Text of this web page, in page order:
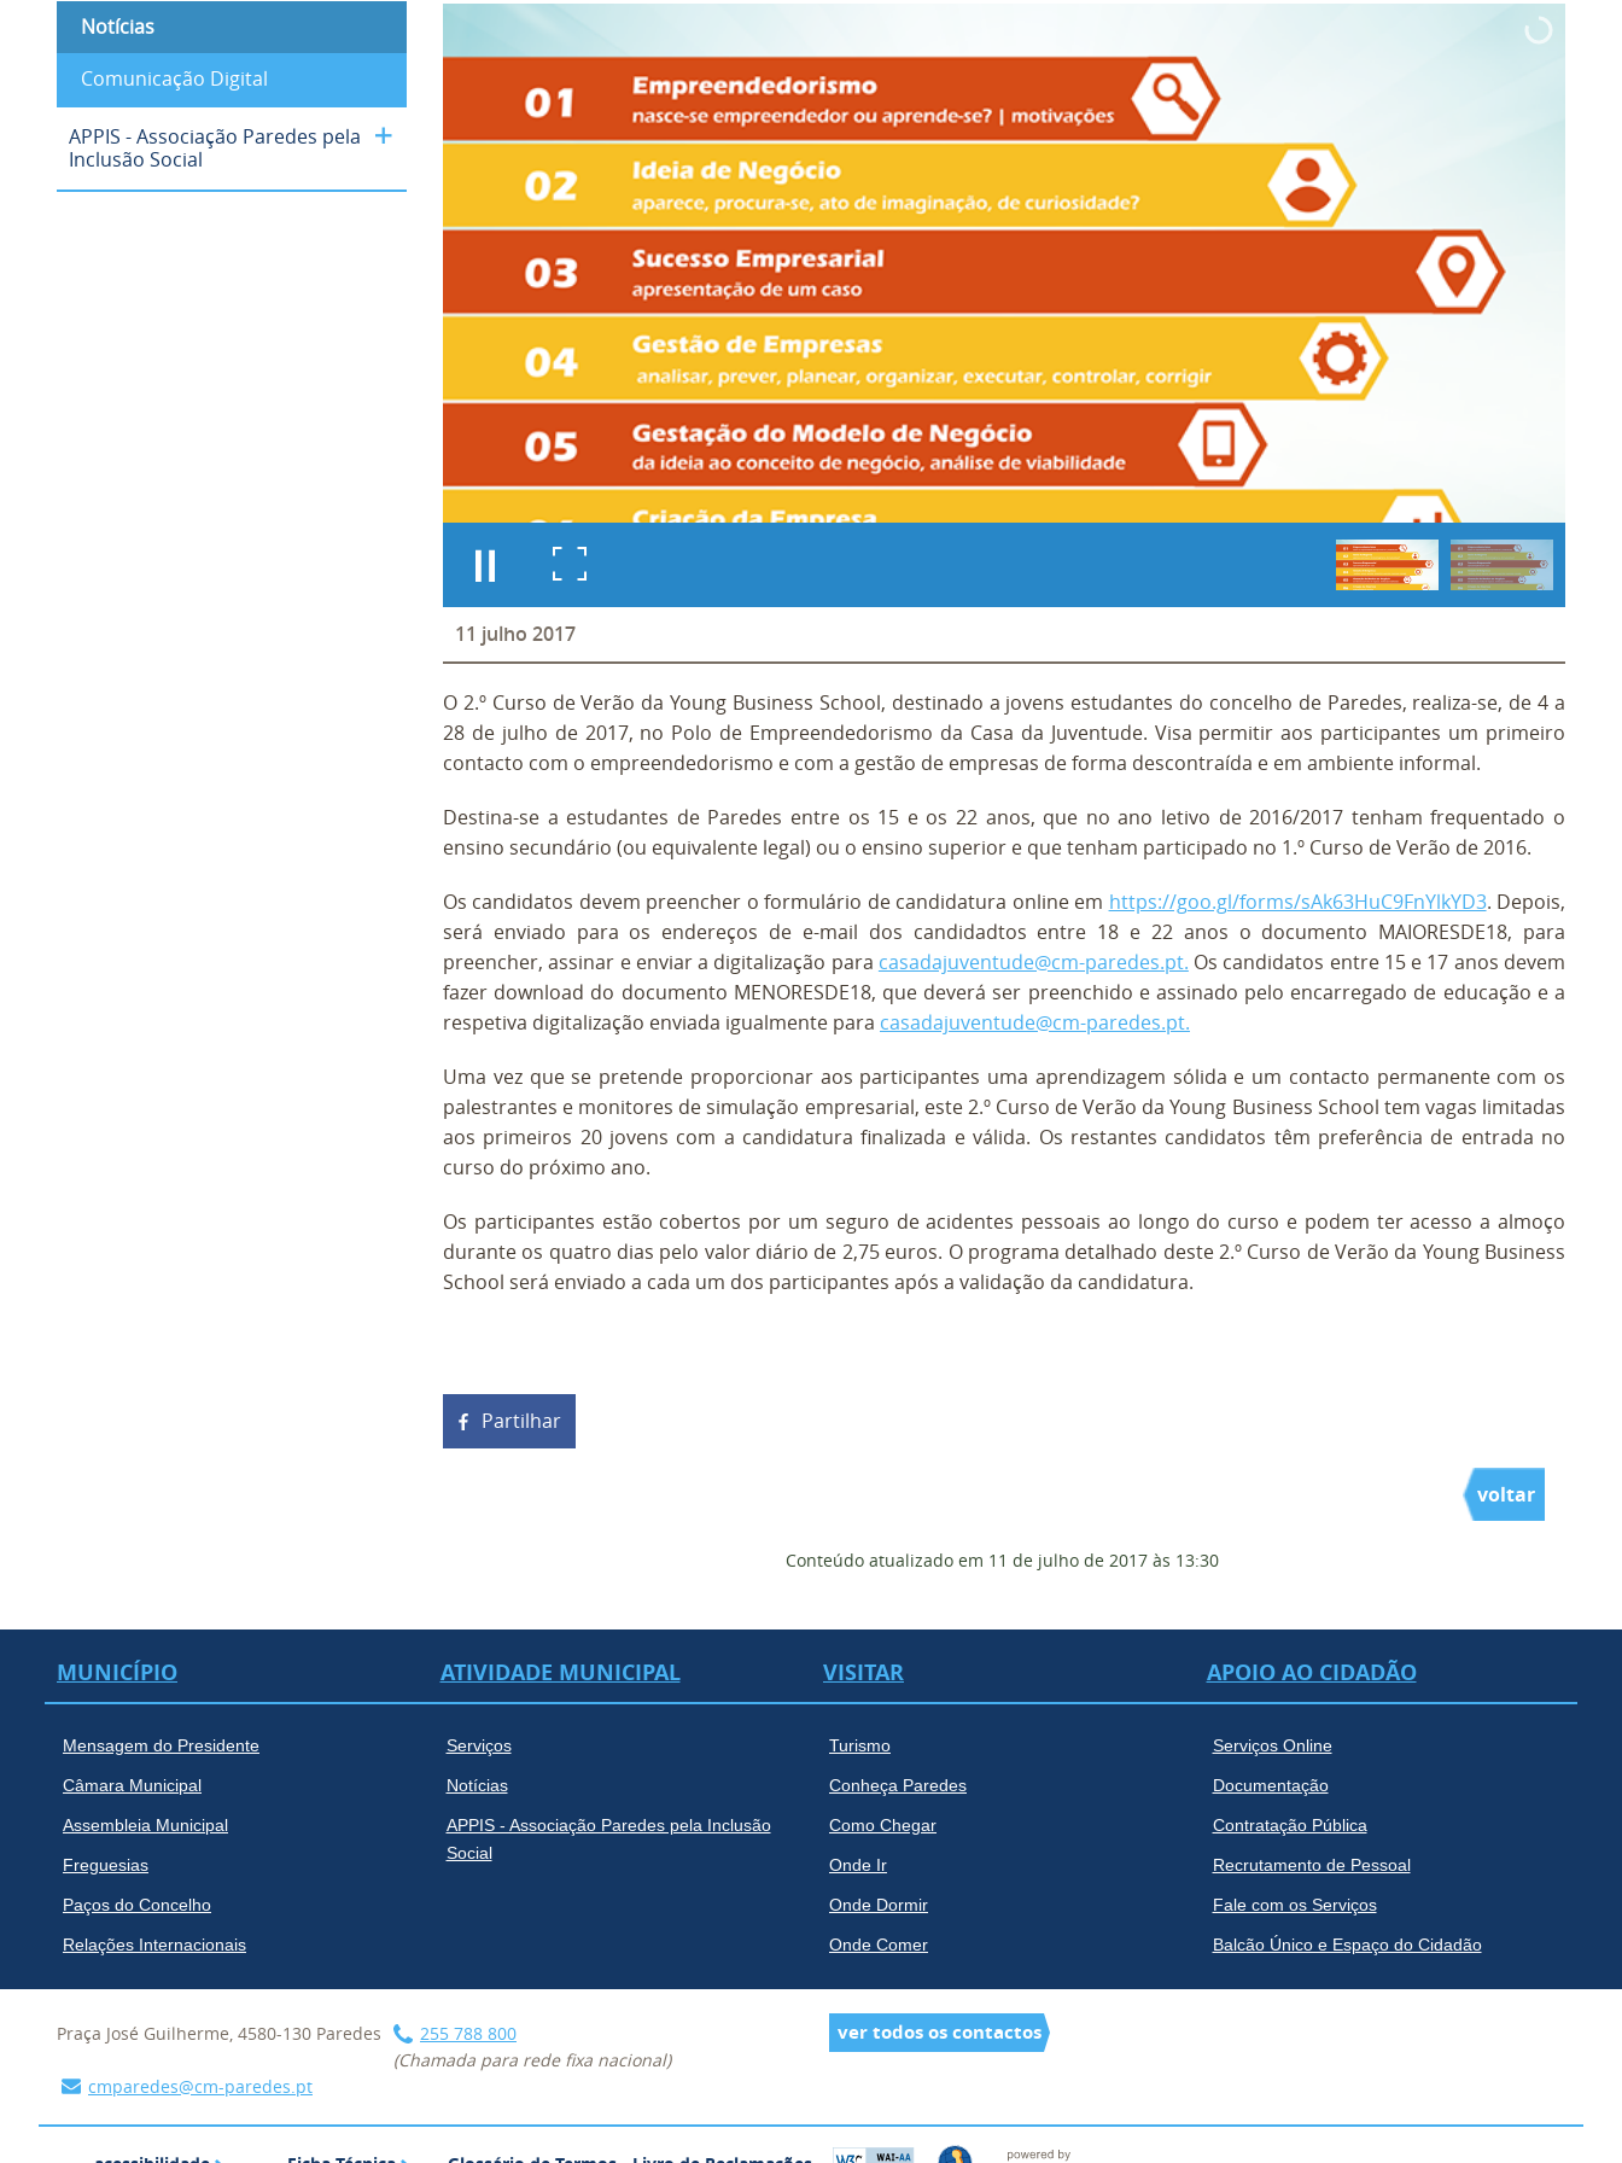
Notícias
Comunicação Digital
APPIS - Associação Paredes pela
Inclusão Social
11 julho 2017
O 2.º Curso de Verão da Young Business School, destinado a jovens estudantes do concelho de Paredes, realiza-se, de 4 a
28 de julho de 2017, no Polo de Empreendedorismo da Casa da Juventude. Visa permitir aos participantes um primeiro
contacto com o empreendedorismo e com a gestão de empresas de forma descontraída e em ambiente informal.
Destina-se a estudantes de Paredes entre os 15 e os 22 anos, que no ano letivo de 2016/2017 tenham frequentado o
ensino secundário (ou equivalente legal) ou o ensino superior e que tenham participado no 1.º Curso de Verão de 2016.
Os candidatos devem preencher o formulário de candidatura online em https://goo.gl/forms/sAk63HuC9FnYlkYD3. Depois,
será enviado para os endereços de e-mail dos candidadtos entre 18 e 22 anos o documento MAIORESDE18, para
preencher, assinar e enviar a digitalização para casadajuventude@cm-paredes.pt. Os candidatos entre 15 e 17 anos devem
fazer download do documento MENORESDE18, que deverá ser preenchido e assinado pelo encarregado de educação e a
respetiva digitalização enviada igualmente para casadajuventude@cm-paredes.pt.
Uma vez que se pretende proporcionar aos participantes uma aprendizagem sólida e um contacto permanente com os
palestrantes e monitores de simulação empresarial, este 2.º Curso de Verão da Young Business School tem vagas limitadas
aos primeiros 20 jovens com a candidatura finalizada e válida. Os restantes candidatos têm preferência de entrada no
curso do próximo ano.
Os participantes estão cobertos por um seguro de acidentes pessoais ao longo do curso e podem ter acesso a almoço
durante os quatro dias pelo valor diário de 2,75 euros. O programa detalhado deste 2.º Curso de Verão da Young Business
School será enviado a cada um dos participantes após a validação da candidatura.
Partilhar
voltar
Conteúdo atualizado em 11 de julho de 2017 às 13:30
MUNICÍPIO
Mensagem do Presidente
Câmara Municipal
Assembleia Municipal
Freguesias
Paços do Concelho
Relações Internacionais
ATIVIDADE MUNICIPAL
Serviços
Notícias
APPIS - Associação Paredes pela Inclusão
Social
VISITAR
Turismo
Conheça Paredes
Como Chegar
Onde Ir
Onde Dormir
Onde Comer
APOIO AO CIDADÃO
Serviços Online
Documentação
Contratação Pública
Recrutamento de Pessoal
Fale com os Serviços
Balcão Único e Espaço do Cidadão
Praça José Guilherme, 4580-130 Paredes
255 788 800
(Chamada para rede fixa nacional)
cmparedes@cm-paredes.pt
ver todos os contactos